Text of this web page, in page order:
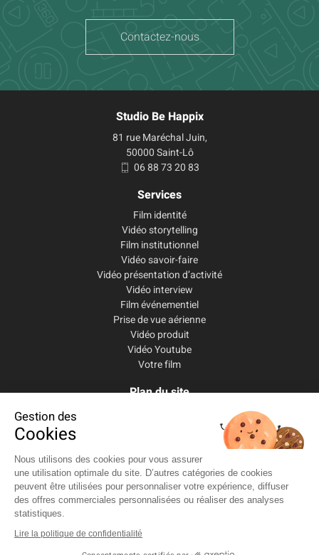
Contactez-nous
Studio Be Happix
81 rue Maréchal Juin,
50000 Saint-Lô
06 88 73 20 83
Services
Film identité
Vidéo storytelling
Film institutionnel
Vidéo savoir-faire
Vidéo présentation d’activité
Vidéo interview
Film événementiel
Prise de vue aérienne
Vidéo produit
Vidéo Youtube
Votre film
Plan du site
Réalisations
Blog
Contact
Gestion des
Cookies
Nous utilisons des cookies pour vous assurer
une utilisation optimale du site. D’autres catégories de cookies
peuvent être utilisées pour personnaliser votre expérience, diffuser
des offres commerciales personnalisées ou réaliser des analyses
statistiques.
Lire la politique de confidentialité